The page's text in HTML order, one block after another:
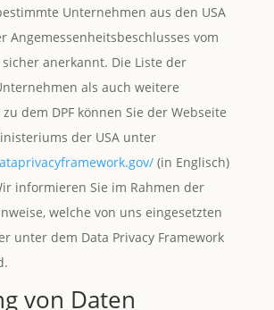
Unternehmen aus den USA
Angemessenheitsbeschlusses vom
sicher anerkannt. Die Liste der
als auch weitere
dem DPF können Sie der Webseite
der USA unter
(in Englisch)
informieren Sie im Rahmen der
welche von uns eingesetzten
unter dem Data Privacy Framework
von Daten